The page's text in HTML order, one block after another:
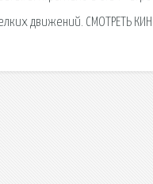
движений. СМОТРЕТЬ